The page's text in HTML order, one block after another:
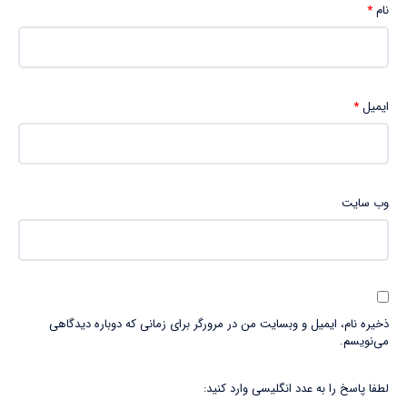
نام*
ایمیل*
وب‌ سایت
ذخیره نام، ایمیل و وبسایت من در مرورگر برای زمانی که دوباره دیدگاهی
می‌نویسم.
لطفا پاسخ را به عدد انگلیسی وارد کنید: